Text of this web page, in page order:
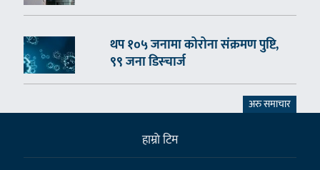
थप १०५ जनामा कोरोना संक्रमण पुष्टि,
९९ जना डिस्चार्ज
अरु समाचार
हाम्राे टिम